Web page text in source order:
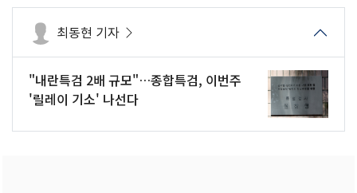
최동현 기자
"내란특검 2배 규모"…종합특검, 이번주
'릴레이 기소' 나선다